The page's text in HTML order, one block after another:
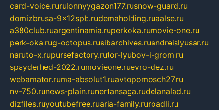
card-voice.rurulonnyygazon177.rusnow-guard.ru
domizbrusa-9x12spb.rudemaholding.ruaalse.ru
a380club.ruargentinamia.ruperkoka.rumovie-one.ru
perk-oka.rug-octopus.rusibarchives.ruandreislyusar.ru
naruto-x.rupursefactory.rutor-lyubov-i-grom.ru
spayderhed-2022.rumovieone.ruevro-dez.ru
webamator.ruma-absolut1.ruavtopomosch27.ru
nv-750.runews-plain.runertansaga.rudelanalad.ru
dizfiles.ruyoutubefree.ruaria-family.ruroadli.ru